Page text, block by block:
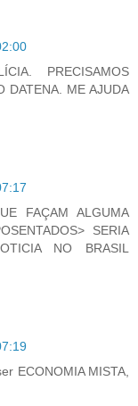
PRECISAMOS
DATENA. ME AJUDA
FAÇAM ALGUMA
SERIA
NO BRASIL
ECONOMIA MISTA,